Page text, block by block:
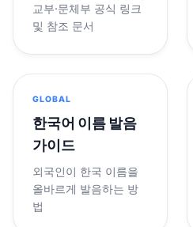
교부·문체부 공식 링크
및 참조 문서
GLOBAL
한국어 이름 발음
가이드
외국인이 한국 이름을
올바르게 발음하는 방
법